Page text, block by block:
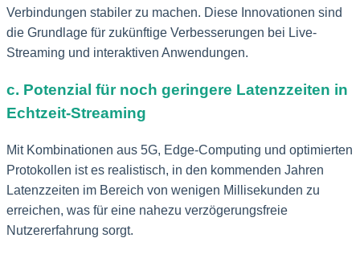
Verbindungen stabiler zu machen. Diese Innovationen sind
die Grundlage für zukünftige Verbesserungen bei Live-
Streaming und interaktiven Anwendungen.
c. Potenzial für noch geringere Latenzzeiten in
Echtzeit-Streaming
Mit Kombinationen aus 5G, Edge-Computing und optimierten
Protokollen ist es realistisch, in den kommenden Jahren
Latenzzeiten im Bereich von wenigen Millisekunden zu
erreichen, was für eine nahezu verzögerungsfreie
Nutzererfahrung sorgt.